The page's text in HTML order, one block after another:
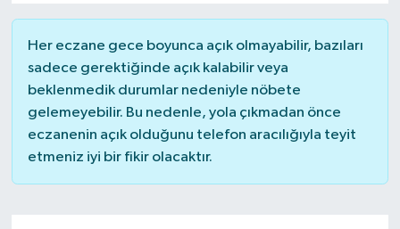
Her eczane gece boyunca açık olmayabilir, bazıları
sadece gerektiğinde açık kalabilir veya
beklenmedik durumlar nedeniyle nöbete
gelemeyebilir. Bu nedenle, yola çıkmadan önce
eczanenin açık olduğunu telefon aracılığıyla teyit
etmeniz iyi bir fikir olacaktır.